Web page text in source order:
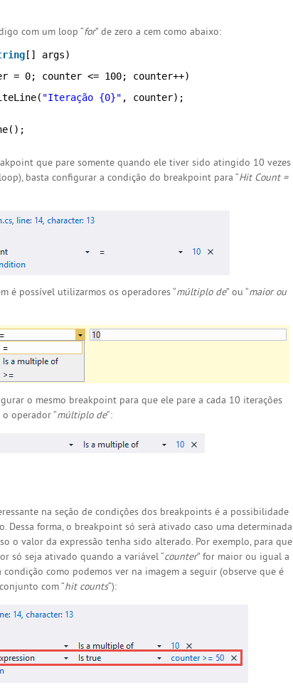
com um loop “for” de zero a cem como abaixo:
[] args)
= 0; counter <= 100; counter++)
"Iteração {0}" , counter);
que pare somente quando ele tiver sido atingido 10 vezes
basta configurar a condição do breakpoint para “Hit Count =
é possível utilizarmos os operadores “múltiplo de” ou “maior ou
o mesmo breakpoint para que ele pare a cada 10 iterações
operador “múltiplo de“:
na seção de condições dos breakpoints é a possibilidade
Dessa forma, o breakpoint só será ativado caso uma determinada
o valor da expressão tenha sido alterado. Por exemplo, para que
só seja ativado quando a variável “counter” for maior ou igual a
como podemos ver na imagem a seguir (observe que é
com “hit counts“):